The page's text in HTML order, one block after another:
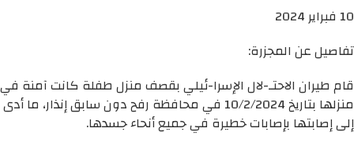
10 فبراير 2024
تفاصيل عن المجزرة:
قام طيران الاحتـ-لال الإسرا-ئيلي بقصف منزل طفلة كانت آمنة في
منزلها بتاريخ 10/2/2024 في محافظة رفح دون سابق إنذار، ما أدى
إلى إصابتها بإصابات خطيرة في جميع أنحاء جسدها.